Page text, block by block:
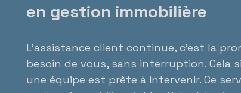
en gestion immobilière
L’assistance client continue, c’est la
besoin de vous, sans interruption. Cela
une équipe est prête à intervenir. Ce